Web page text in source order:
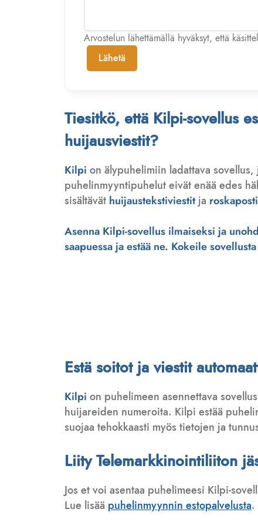
Arvostelun lähettämällä hyväksyt, että
Lähetä
Tiesitkö, että Kilpi-sovellus
huijausviestit?
Kilpi on älypuhelimiin ladattava sovellus,
puhelinmyyntipuhelut eivät enää edes
sisältävät huijaustekstiviestitja
Asenna Kilpi-sovellus ilmaiseksi ja
saapuessa ja estää ne. Kokeile
Estä soitot ja viestit
Kilpi on puhelimeen asennettava
huijareiden numeroita. Kilpi estää
suojaa tehokkaasti myös tietojen ja
Liity Telemarkkinointiliiton
Jos et voi asentaa puhelimeesi Kilpi-
Lue lisää puhelinmyynnin estopalvelusta.